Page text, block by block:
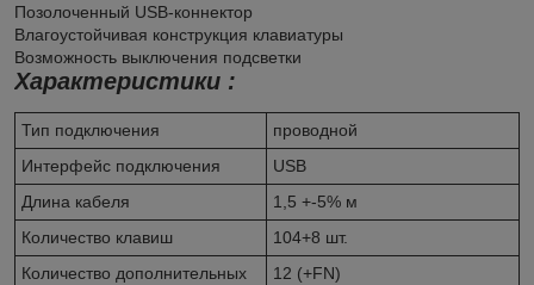
Позолоченный USB-коннектор
Влагоустойчивая конструкция клавиатуры
Возможность выключения подсветки
Характеристики :
Тип подключения
проводной
Интерфейс подключения
USB
Длина кабеля
1,5 +-5% м
Количество клавиш
104+8 шт.
Количество дополнительных
12 (+FN)